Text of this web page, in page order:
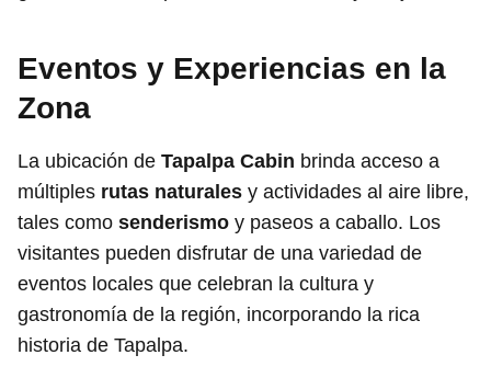
Eventos y Experiencias en la
Zona
La ubicación de Tapalpa Cabin brinda acceso a
múltiples rutas naturales y actividades al aire libre,
tales como senderismo y paseos a caballo. Los
visitantes pueden disfrutar de una variedad de
eventos locales que celebran la cultura y
gastronomía de la región, incorporando la rica
historia de Tapalpa.